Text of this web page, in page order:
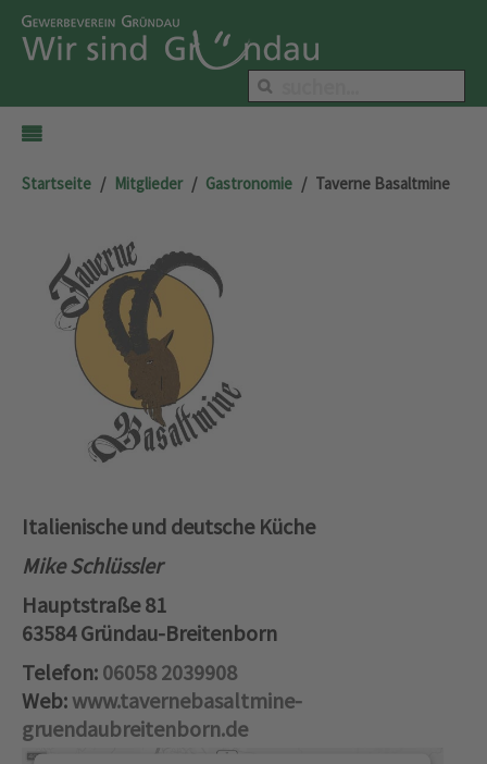
Startseite Mitglieder Gastronomie Taverne Basaltmine
Italienische und deutsche Küche
Mike Schlüssler
Hauptstraße 81
63584 Gründau-Breitenborn
Telefon: 06058 2039908
Web: www.tavernebasaltmine-
gruendaubreitenborn.de